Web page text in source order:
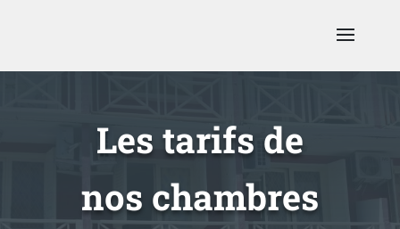
Les tarifs de
nos chambres